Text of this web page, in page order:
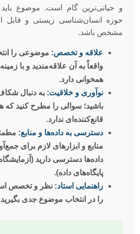
و حیاتی‌ترین گام است. موضوع باید
حوزه انسان‌شناسی زیستی و قابل
مشخص باشد.
علاقه و تخصص: موضوعی را
واقعاً به آن علاقه‌مندید و با
همخوانی دارد.
نوآوری و خلاقیت: به دنبال
باشید؛ سوالی را مطرح کنید که
قانع‌کننده‌ای ندارد.
دسترسی به داده‌ها و منابع:
منابع و ابزارهای لازم برای
داده‌ها دسترسی دارید
پایگاه‌های داده).
راهنمایی استاد: نظر و تخصص
را در انتخاب موضوع جدی